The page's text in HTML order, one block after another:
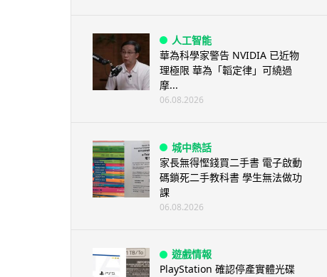
人工智能
華為科學家警告 NVIDIA 已近物
理極限 華為「韜定律」可繞過
摩...
06.08.2026
城中熱話
家長無得慳錢買二手書 電子啟動
碼鎖死二手教科書 學生無法做功
課
06.08.2026
遊戲情報
PlayStation 確認停產實體光碟